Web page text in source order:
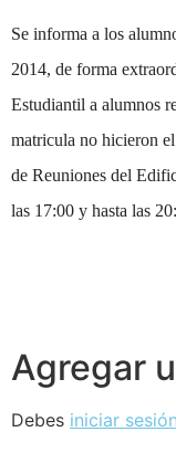
Se informa a los
2014, de forma
Estudiantil a alumnos
matricula no hicieron
de Reuniones del
las 17:00 y hasta las
Agregar
Debes iniciar sesión